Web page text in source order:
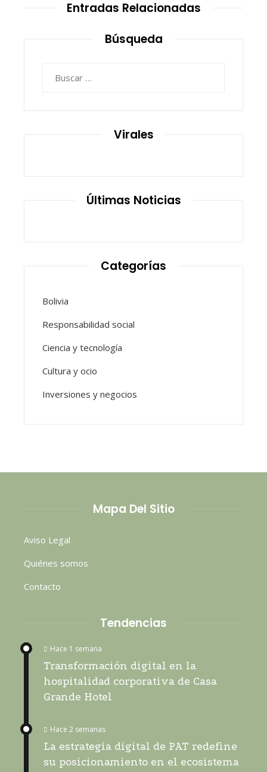
Entradas Relacionadas
Búsqueda
Virales
Últimas Noticias
Categorías
Bolivia
Responsabilidad social
Ciencia y tecnología
Cultura y ocio
Inversiones y negocios
Mapa Del Sitio
Aviso Legal
Quiénes somos
Contacto
Tendencias
Hace 1 semana
Transformación digital en la
hospitalidad corporativa de Casa
Grande Hotel
Hace 2 semanas
La estrategia digital de PAT redefine
su posicionamiento en el ecosistema